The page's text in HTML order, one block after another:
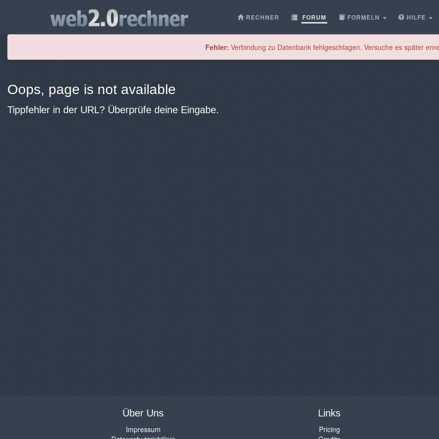
RECHNER FORUM FORMELN HILFE
Fehler: Verbindung zu Datenbank fehlgeschlagen. Versuche es später
Oops, page is not available
Tippfehler in der URL? Überprüfe deine Eingabe.
Über Uns
Impressum
Links
Pricing